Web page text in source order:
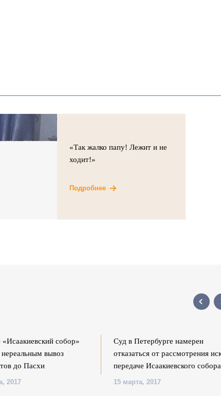
«Так жалко папу! Лежит и не
ходит!»
Подробнее
собор»
нереальным вывоз
до Пасхи
2017
Суд в Петербурге намерен
отказаться от рассмотрения
передаче Исаакиевского собора
15 марта, 2017